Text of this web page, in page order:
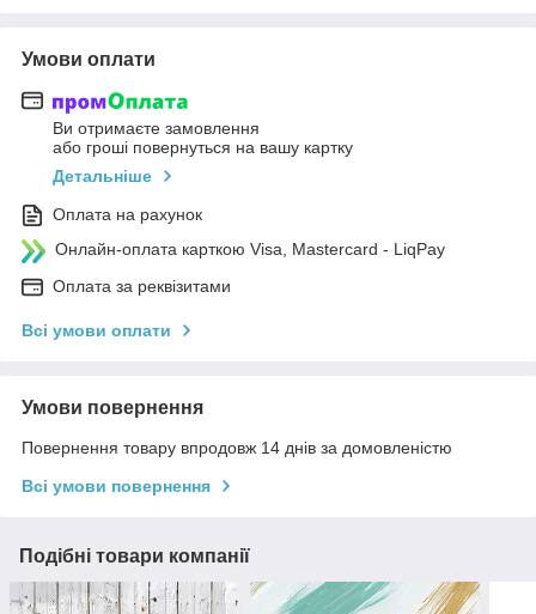
Умови оплати
Ви отримаєте замовлення
або гроші повернуться на вашу картку
Детальніше
Оплата на рахунок
Онлайн-оплата карткою Visa, Mastercard - LiqPay
Оплата за реквізитами
Всі умови оплати
Умови повернення
Повернення товару впродовж 14 днів за домовленістю
Всі умови повернення
Подібні товари компанії